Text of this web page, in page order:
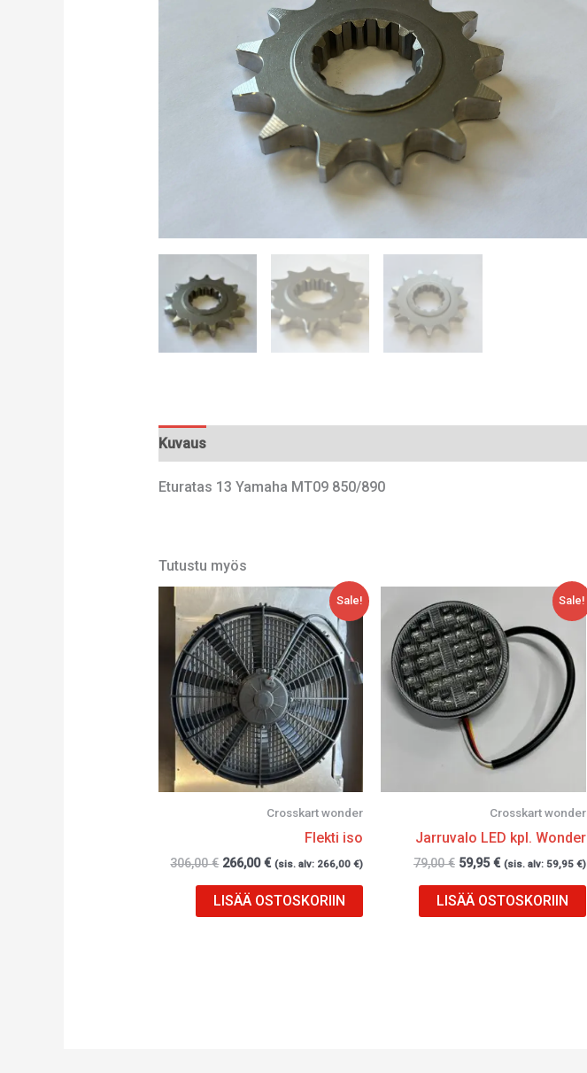
Kuvaus
Eturatas 13 Yamaha MT09 850/890
Tutustu myös
Sale!
Crosskart wonder
Flekti iso
306,00€
hinta
oli:
306,00 €.
266,00€
Nykyinen
hinta
on:
266,00 €.
(sis. alv: 266,00€)
LISÄÄ OSTOSKORIIN
Sale!
Crosskart wonder
Jarruvalo LED kpl. Wonder
79,00€
hinta
oli:
79,00 €.
59,95€
on:
59,95 €.
(sis. alv: 59,95 €)
LISÄÄ OSTOSKORIIN